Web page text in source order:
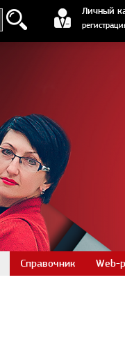
Личный
регистрация
Справочник Web-